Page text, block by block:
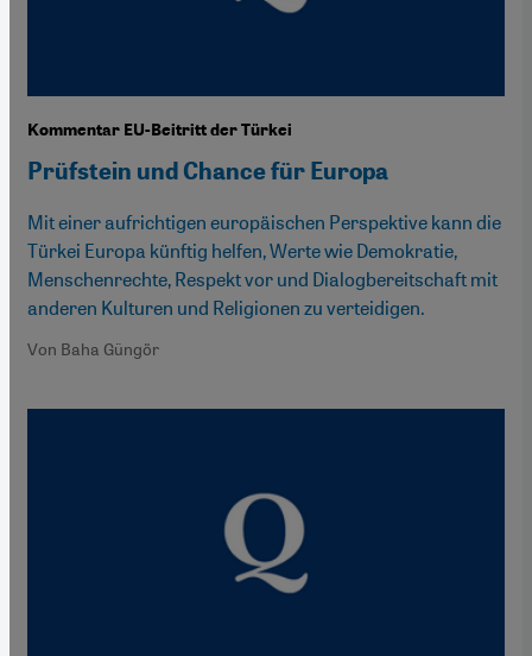
Kommentar EU-Beitritt der Türkei
Prüfstein und Chance für Europa
Mit einer aufrichtigen europäischen Perspektive kann die
Türkei Europa künftig helfen, Werte wie Demokratie,
Menschenrechte, Respekt vor und Dialogbereitschaft mit
anderen Kulturen und Religionen zu verteidigen.
Von Baha Güngör